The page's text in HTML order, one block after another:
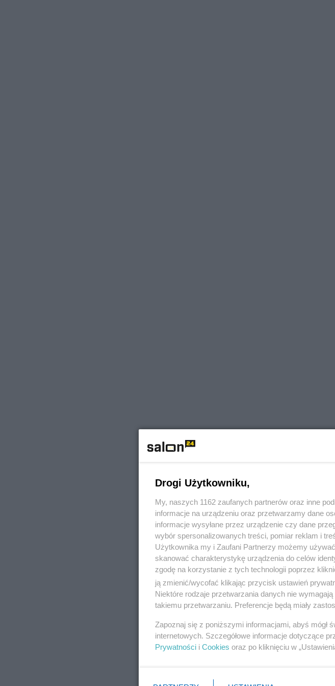
Drogi Użytkowniku,
My, naszych 1162 zaufanych partnerów oraz inne
informacje na urządzeniu oraz przetwarzamy dane
informacje wysyłane przez urządzenie czy dane
wybór spersonalizowanych treści, pomiar reklam i
Użytkownika my i Zaufani Partnerzy możemy
skanować charakterystykę urządzenia do celów
zgodę na korzystanie z tych technologii poprzez
ją zmienić/wycofać klikając przycisk ustawień
Niektóre rodzaje przetwarzania danych nie
takiemu przetwarzaniu. Preferencje będą miały
Zapoznaj się z poniższymi informacjami, abyś
internetowych. Szczegółowe informacje dotyczące
Prywatności i Cookies oraz po kliknięciu w